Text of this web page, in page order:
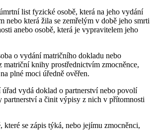
list fyzické osobě, která na jeho vydání
nebo která žila se zemřelým v době jeho smrti
anebo osobě, která je vypravitelem jeho
o vydání matričního dokladu nebo
matriční knihy prostřednictvím zmocněnce,
plné moci úředně ověřen.
vydá doklad o partnerství nebo povolí
partnerství a činit výpisy z nich v přítomnosti
které se zápis týká, nebo jejímu zmocněnci,